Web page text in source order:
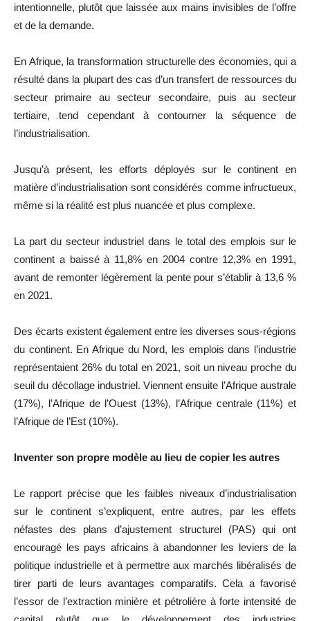
intentionnelle, plutôt que laissée aux mains invisibles de l’offre
et de la demande.
En Afrique, la transformation structurelle des économies, qui a
résulté dans la plupart des cas d’un transfert de ressources du
secteur primaire au secteur secondaire, puis au secteur
tertiaire, tend cependant à contourner la séquence de
l’industrialisation.
Jusqu’à présent, les efforts déployés sur le continent en
matière d’industrialisation sont considérés comme infructueux,
même si la réalité est plus nuancée et plus complexe.
La part du secteur industriel dans le total des emplois sur le
continent a baissé à 11,8% en 2004 contre 12,3% en 1991,
avant de remonter légèrement la pente pour s’établir à 13,6 %
en 2021.
Des écarts existent également entre les diverses sous-régions
du continent. En Afrique du Nord, les emplois dans l’industrie
représentaient 26% du total en 2021, soit un niveau proche du
seuil du décollage industriel. Viennent ensuite l’Afrique australe
(17%), l’Afrique de l’Ouest (13%), l’Afrique centrale (11%) et
l’Afrique de l’Est (10%).
Inventer son propre modèle au lieu de copier les autres
Le rapport précise que les faibles niveaux d’industrialisation
sur le continent s’expliquent, entre autres, par les effets
néfastes des plans d’ajustement structurel (PAS) qui ont
encouragé les pays africains à abandonner les leviers de la
politique industrielle et à permettre aux marchés libéralisés de
tirer parti de leurs avantages comparatifs. Cela a favorisé
l’essor de l’extraction minière et pétrolière à forte intensité de